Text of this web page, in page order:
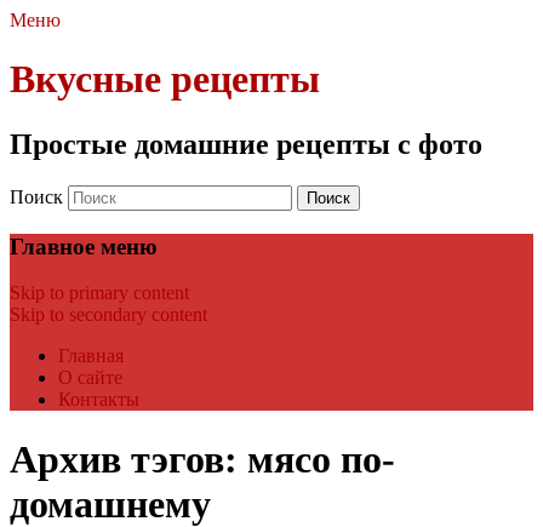
Меню
Вкусные рецепты
Простые домашние рецепты с фото
Поиск
Главное меню
Skip to primary content
Skip to secondary content
Главная
О сайте
Контакты
Архив тэгов: мясо по-
домашнему